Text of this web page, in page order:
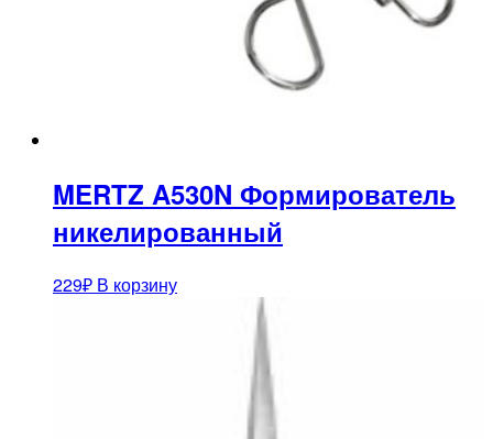
MERTZ A530N Формирователь
никелированный
229₽ В корзину